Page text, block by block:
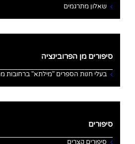
שאלון מתרגמים
סיפורים מן הפרובינציה
בעלי חנות הספרים "מילתא" ברחובות
סיפורים
סיפורים קצרים